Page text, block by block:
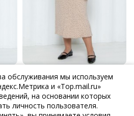
3 610₽ 3 800₽
Agata
Юбка бежевая в...
обслуживания мы используем
и «Top.mail.ru»
на основании которых
личность пользователя.